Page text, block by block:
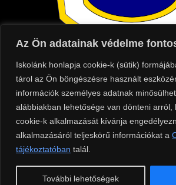
Az Ön adatainak védelme
Iskolánk honlapja cookie-k (sütik)
tárol az Ön böngészésre használt
információk személyes adatnak
alábbiakban lehetősége van dönteni arról,
cookie-k alkalmazását kívánja
alkalmazásáról teljeskörű információkat a
tájékoztatóban talál.
További lehetőségek
Kapcsolat
Cím: 2900 Komárom, Táncsics
Telefon: +36 (70) 684 8500
Tanári telefonszáma: +36 (70) 684
E-mail: iroda@szixi.hu